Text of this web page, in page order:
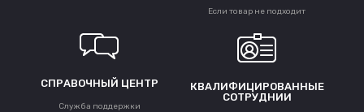
Если товар не подходит
СПРАВОЧНЫЙ ЦЕНТР
Служба поддержки
КВАЛИФИЦИРОВАННЫЕ
СОТРУДНИИ